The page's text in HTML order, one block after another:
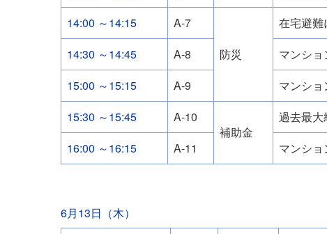
14:00 ～14:15
A-7
防災
在宅避難
14:30 ～14:45
A-8
マンシ
15:00 ～15:15
A-9
マンシ
15:30 ～15:45
A-10
補助金
過去最
16:00 ～16:15
A-11 マンシ
6月13日（木）